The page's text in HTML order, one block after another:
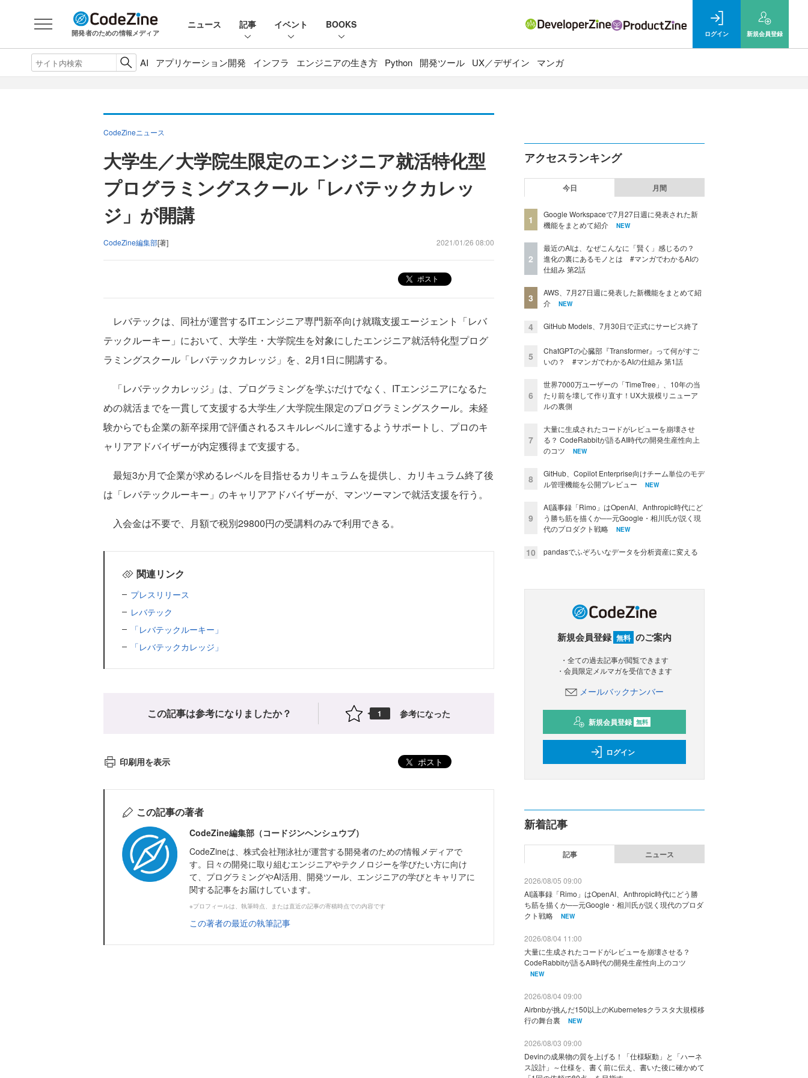
開発者のための情報メディア
ニュース 記事 イベント BOOKS
ログイン 新規会員登録
AI アプリケーション開発 インフラ エンジニアの生き方 Python 開発ツール UX／デザイン マンガ
CodeZineニュース
大学生／大学院生限定のエンジニア就活特化型
プログラミングスクール「レバテックカレッ
ジ」が開講
CodeZine編集部[著] 2021/01/26 08:00
ポスト
レバテックは、同社が運営するITエンジニア専門新卒向け就職支援エージェント「レバ
テックルーキー」において、大学生・大学院生を対象にしたエンジニア就活特化型プログ
ラミングスクール「レバテックカレッジ」を、2月1日に開講する。
「レバテックカレッジ」は、プログラミングを学ぶだけでなく、ITエンジニアになるた
めの就活までを一貫して支援する大学生／大学院生限定のプログラミングスクール。未経
験からでも企業の新卒採用で評価されるスキルレベルに達するようサポートし、プロのキ
ャリアアドバイザーが内定獲得まで支援する。
最短3か月で企業が求めるレベルを目指せるカリキュラムを提供し、カリキュラム終了後
は「レバテックルーキー」のキャリアアドバイザーが、マンツーマンで就活支援を行う。
入会金は不要で、月額で税別29800円の受講料のみで利用できる。
関連リンク
プレスリリース
レバテック
「レバテックルーキー」
「レバテックカレッジ」
この記事は参考になりましたか？ 1 参考になった
印刷用を表示 ポスト
この記事の著者
CodeZine編集部（コードジンヘンシュウブ）
CodeZineは、株式会社翔泳社が運営する開発者のための情報メディアで
す。日々の開発に取り組むエンジニアやテクノロジーを学びたい方に向け
て、プログラミングやAI活用、開発ツール、エンジニアの学びとキャリアに
関する記事をお届けしています。
※プロフィールは、執筆時点、または直近の記事の寄稿時点での内容です
この著者の最近の執筆記事
アクセスランキング
今日 月間
1
Google Workspaceで7月27日週に発表された新
機能をまとめて紹介
NEW
2
最近のAIは、なぜこんなに「賢く」感じるの？
進化の裏にあるモノとは #マンガでわかるAIの
仕組み 第2話
3
AWS、7月27日週に発表した新機能をまとめて紹
介
NEW
4 GitHub Models、7月30日で正式にサービス終了
5
ChatGPTの心臓部『Transformer』って何がすご
いの？ #マンガでわかるAIの仕組み 第1話
6
世界7000万ユーザーの「TimeTree」、10年の当
たり前を壊して作り直す！UX大規模リニューア
ルの裏側
7
大量に生成されたコードがレビューを崩壊させ
る？ CodeRabbitが語るAI時代の開発生産性向上
のコツ
NEW
8
GitHub、Copilot Enterprise向けチーム単位のモデ
ル管理機能を公開プレビュー
NEW
9
AI議事録「Rimo」はOpenAI、Anthropic時代にど
う勝ち筋を描くか──元Google・相川氏が説く現
代のプロダクト戦略
NEW
10 pandasでふぞろいなデータを分析資産に変える
新規会員登録 無料 のご案内
・全ての過去記事が閲覧できます
・会員限定メルマガを受信できます
メールバックナンバー
新規会員登録 無料
ログイン
新着記事
記事 ニュース
2026/08/05 09:00
AI議事録「Rimo」はOpenAI、Anthropic時代にどう勝
ち筋を描くか──元Google・相川氏が説く現代のプロダ
クト戦略
NEW
2026/08/04 11:00
大量に生成されたコードがレビューを崩壊させる？
CodeRabbitが語るAI時代の開発生産性向上のコツ
NEW
2026/08/04 09:00
Airbnbが挑んだ150以上のKubernetesクラスタ大規模移
行の舞台裏
NEW
2026/08/03 09:00
Devinの成果物の質を上げる！「仕様駆動」と「ハーネ
ス設計」～仕様を、書く前に伝え、書いた後に確かめて